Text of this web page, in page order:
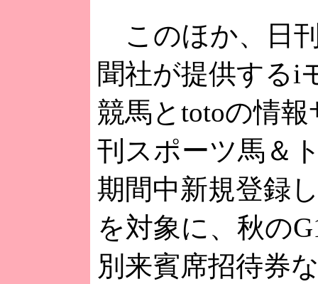
このほか、日
聞社が提供するi
競馬とtotoの情
刊スポーツ馬＆
期間中新規登録
を対象に、秋の
別来賓席招待券